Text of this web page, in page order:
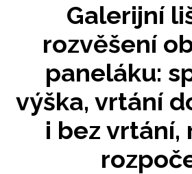
Galerijní
rozvěšení
paneláku:
výška, vrtání
i bez vrtání,